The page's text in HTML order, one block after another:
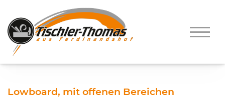
Lowboard, mit offenen Bereichen